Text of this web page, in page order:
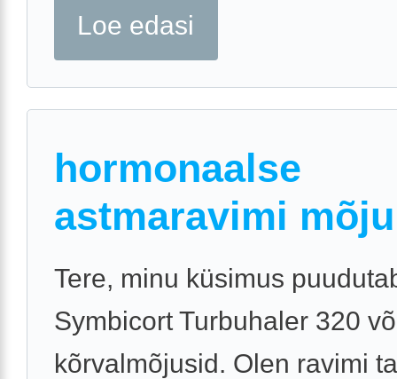
Loe edasi
hormonaalse
astmaravimi mõju
Tere, minu küsimus
Symbicort Turbuhaler 320
kõrvalmõjusid. Olen ravimi